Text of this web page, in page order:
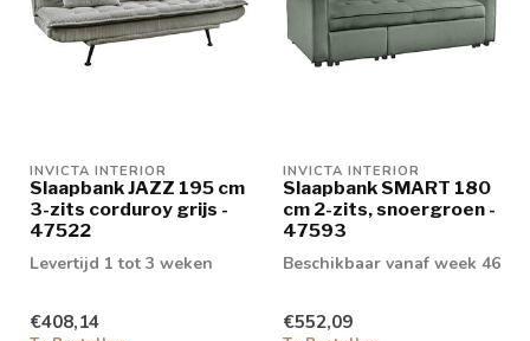
INVICTA INTERIOR
Slaapbank JAZZ 195 cm
3-zits corduroy grijs -
47522
Levertijd 1 tot 3 weken
€408,14
INVICTA INTERIOR
Slaapbank SMART 180
cm 2-zits, snoergroen -
47593
Beschikbaar vanaf week 46
€552,09